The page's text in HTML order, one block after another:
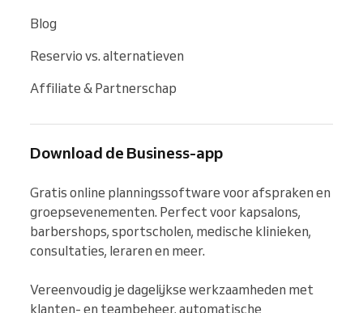
Blog
Reservio vs. alternatieven
Affiliate & Partnerschap
Download de Business-app
Gratis online planningssoftware voor afspraken en
groepsevenementen. Perfect voor kapsalons,
barbershops, sportscholen, medische klinieken,
consultaties, leraren en meer.
Vereenvoudig je dagelijkse werkzaamheden met
klanten- en teambeheer, automatische